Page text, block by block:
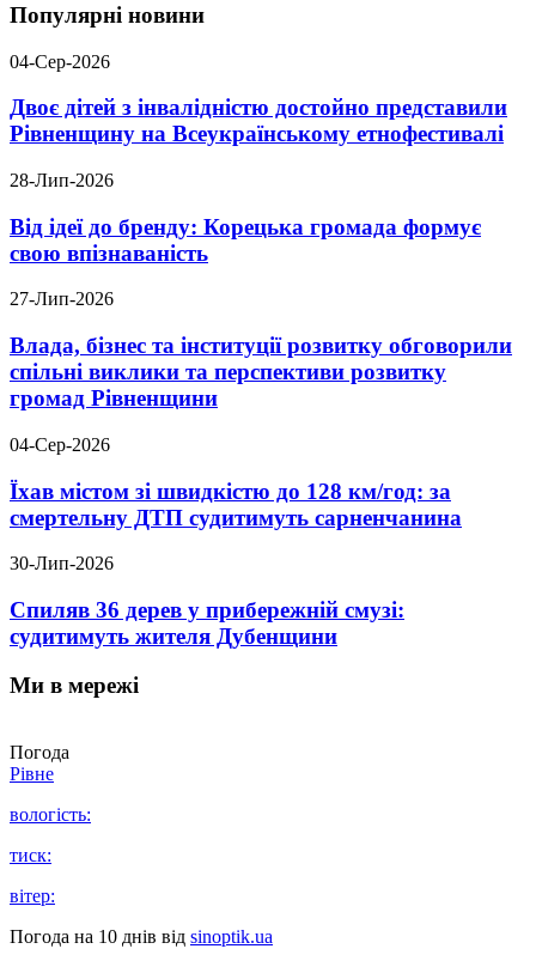
Популярні новини
04-Сер-2026
Двоє дітей з інвалідністю достойно представили
Рівненщину на Всеукраїнському етнофестивалі
28-Лип-2026
Від ідеї до бренду: Корецька громада формує
свою впізнаваність
27-Лип-2026
Влада, бізнес та інституції розвитку обговорили
спільні виклики та перспективи розвитку
громад Рівненщини
04-Сер-2026
Їхав містом зі швидкістю до 128 км/год: за
смертельну ДТП судитимуть сарненчанина
30-Лип-2026
Спиляв 36 дерев у прибережній смузі:
судитимуть жителя Дубенщини
Ми в мережі
Погода
Рівне
вологість:
тиск:
вітер:
Погода на 10 днів від sinoptik.ua